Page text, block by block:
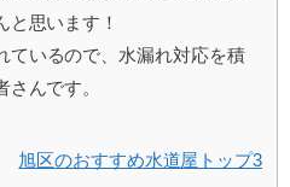
思います！
ているので、水漏れ対応を積
んです。
旭区のおすすめ水道屋トップ3